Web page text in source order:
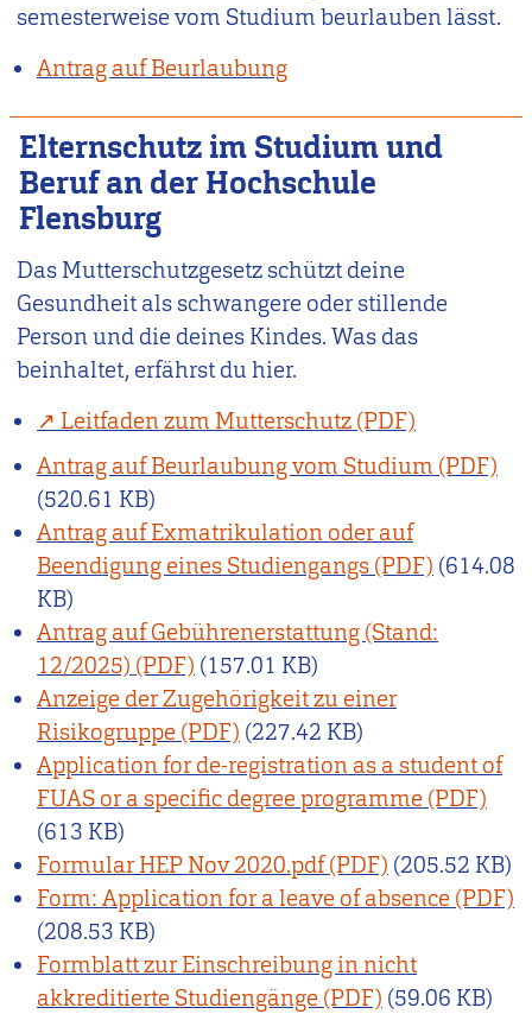
semesterweise vom Studium beurlauben lässt.
Antrag auf Beurlaubung
Elternschutz im Studium und
Beruf an der Hochschule
Flensburg
Das Mutterschutzgesetz schützt deine
Gesundheit als schwangere oder stillende
Person und die deines Kindes. Was das
beinhaltet, erfährst du hier.
Leitfaden zum Mutterschutz
Antrag auf Beurlaubung vom Studium
(520.61 KB)
Antrag auf Exmatrikulation oder auf
Beendigung eines Studiengangs
(614.08
KB)
Antrag auf Gebührenerstattung (Stand:
12/2025)
(157.01 KB)
Anzeige der Zugehörigkeit zu einer
Risikogruppe
(227.42 KB)
Application for de-registration as a student of
FUAS or a specific degree programme
(613 KB)
Formular HEP Nov 2020.pdf
(205.52 KB)
Form: Application for a leave of absence
(208.53 KB)
Formblatt zur Einschreibung in nicht
akkreditierte Studiengänge
(59.06 KB)